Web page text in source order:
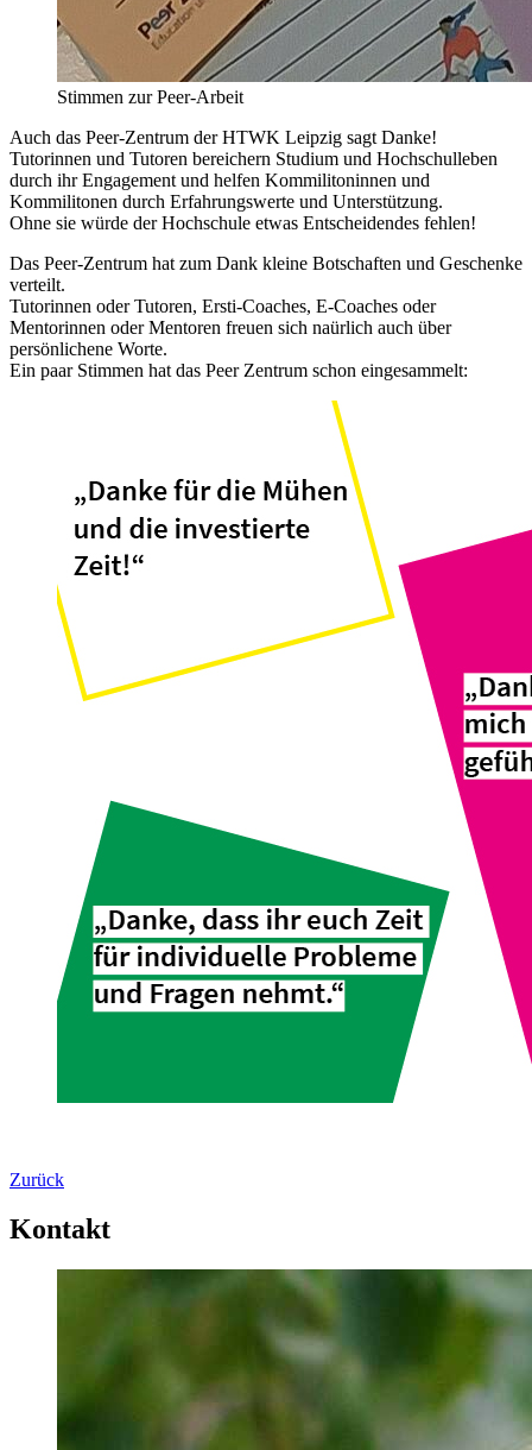
Stimmen zur Peer-Arbeit
Auch das Peer-Zentrum der HTWK Leipzig sagt Danke!
Tutorinnen und Tutoren bereichern Studium und Hochschulleben
durch ihr Engagement und helfen Kommilitoninnen und
Kommilitonen durch Erfahrungswerte und Unterstützung.
Ohne sie würde der Hochschule etwas Entscheidendes fehlen!
Das Peer-Zentrum hat zum Dank kleine Botschaften und Geschenke
verteilt.
Tutorinnen oder Tutoren, Ersti-Coaches, E-Coaches oder
Mentorinnen oder Mentoren freuen sich naürlich auch über
persönlichene Worte.
Ein paar Stimmen hat das Peer Zentrum schon eingesammelt:
Zurück
Kontakt